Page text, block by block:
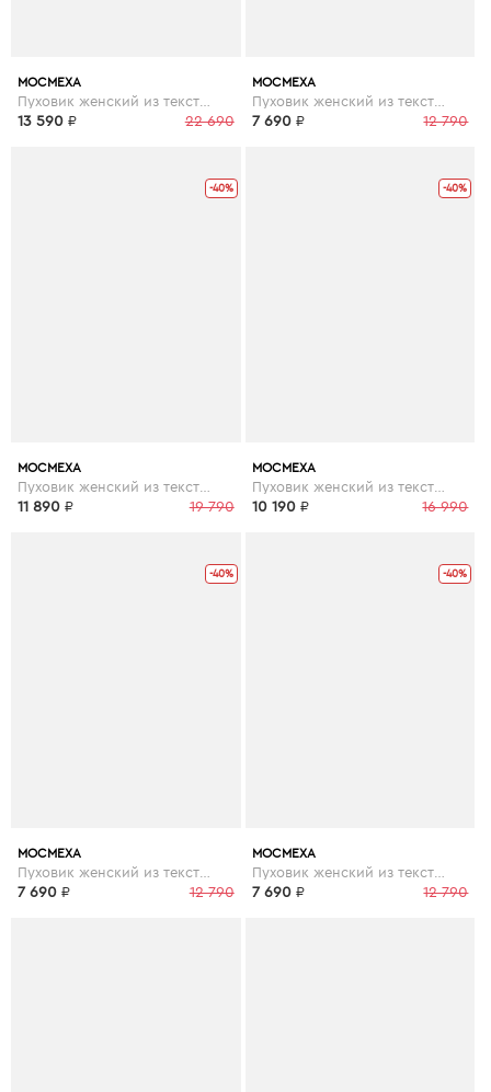
МОСМЕХА
22 690
13 590 ₽
МОСМЕХА
Пуховик женский из текстиля с капюшоном, отделка искусственный мех
12 790
7 690 ₽
-40%
МОСМЕХА
19 790
11 890 ₽
-40%
МОСМЕХА
Пуховик женский из текстиля с капюшоном
16 990
10 190 ₽
-40%
МОСМЕХА
12 790
7 690 ₽
-40%
МОСМЕХА
Пуховик женский из текстиля с капюшоном
12 790
7 690 ₽